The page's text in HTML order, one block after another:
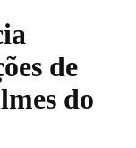
de
do